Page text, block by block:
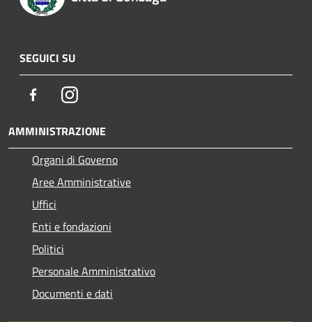
SEGUICI SU
FacebookInstagram
AMMINISTRAZIONE
Organi di Governo
Aree Amministrative
Uffici
Enti e fondazioni
Politici
Personale Amministrativo
Documenti e dati